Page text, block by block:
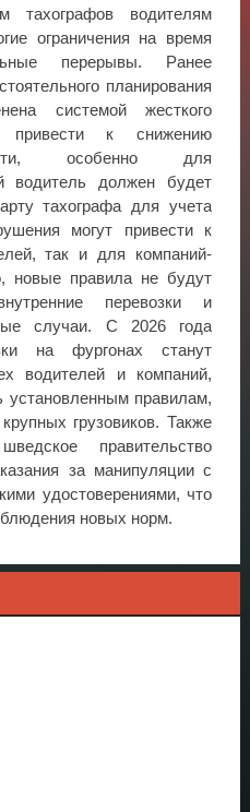
тахографов водителям
ограничения на время
перерывы. Ранее
планирования
системой жесткого
к снижению
особенно для
водитель должен будет
тахографа для учета
могут привести к
так и для компаний-
новые правила не будут
перевозки и
случаи. С 2026 года
на фургонах станут
водителей и компаний,
установленным правилам,
грузовиков. Также
правительство
за манипуляции с
удостоверениями, что
новых норм.